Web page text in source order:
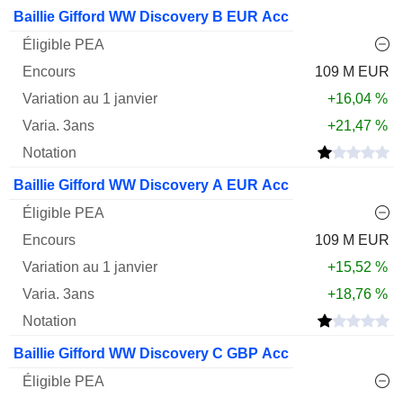
Baillie Gifford WW Discovery B EUR Acc
109 M EUR
+16,04 %
+21,47 %
Baillie Gifford WW Discovery A EUR Acc
109 M EUR
+15,52 %
+18,76 %
Baillie Gifford WW Discovery C GBP Acc